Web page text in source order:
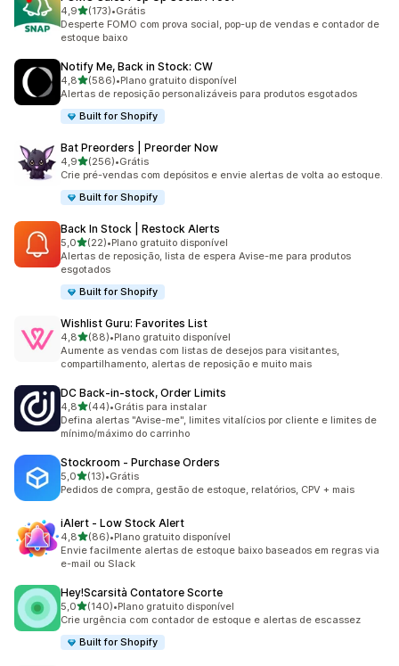
4,9de 5 estrelas
(173)
173 avaliações ao todo
•Grátis
Desperte FOMO com prova social, pop-up de vendas e contador de
estoque baixo
Notify Me, Back in Stock: CW
4,8de 5 estrelas
(586)
586 avaliações ao todo
•Plano gratuito disponível
Alertas de reposição personalizáveis para produtos esgotados
Built for Shopify
Bat Preorders | Preorder Now
4,9de 5 estrelas
(256)
256 avaliações ao todo
•Grátis
Crie pré-vendas com depósitos e envie alertas de volta ao estoque.
Built for Shopify
Back In Stock | Restock Alerts
5,0de 5 estrelas
(22)
22 avaliações ao todo
•Plano gratuito disponível
Alertas de reposição, lista de espera Avise-me para produtos
esgotados
Built for Shopify
Wishlist Guru: Favorites List
4,8de 5 estrelas
(88)
88 avaliações ao todo
•Plano gratuito disponível
Aumente as vendas com listas de desejos para visitantes,
compartilhamento, alertas de reposição e muito mais
DC Back‑in‑stock, Order Limits
4,8de 5 estrelas
(44)
44 avaliações ao todo
•Grátis para instalar
Defina alertas "Avise-me", limites vitalícios por cliente e limites de
mínimo/máximo do carrinho
Stockroom ‑ Purchase Orders
5,0de 5 estrelas
(13)
13 avaliações ao todo
•Grátis
Pedidos de compra, gestão de estoque, relatórios, CPV + mais
iAlert ‑ Low Stock Alert
4,8de 5 estrelas
(86)
86 avaliações ao todo
•Plano gratuito disponível
Envie facilmente alertas de estoque baixo baseados em regras via
e-mail ou Slack
Hey!Scarsità Contatore Scorte
5,0de 5 estrelas
(140)
140 avaliações ao todo
•Plano gratuito disponível
Crie urgência com contador de estoque e alertas de escassez
Built for Shopify